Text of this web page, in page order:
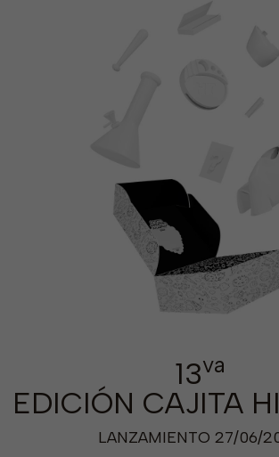
13va
EDICIÓN CAJITA
LANZAMIENTO 27/06/